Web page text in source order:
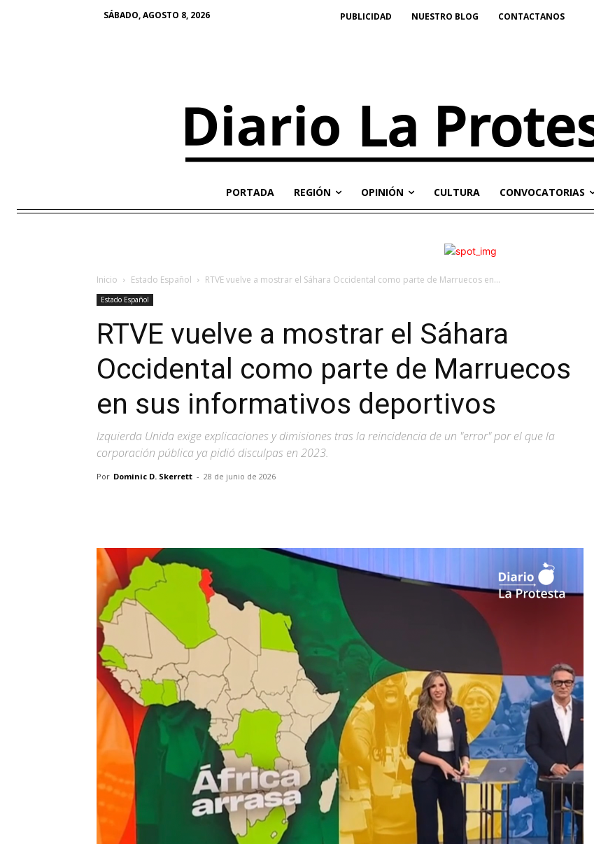
SÁBADO, AGOSTO 8, 2026 PUBLICIDAD NUESTRO BLOG CONTACTANOS
PORTADA REGIÓN OPINIÓN CULTURA CONVOCATORIAS
Inicio Estado Español RTVE vuelve a mostrar el Sáhara Occidental como parte de Marruecos en...
Estado Español
RTVE vuelve a mostrar el Sáhara
Occidental como parte de Marruecos
en sus informativos deportivos
Izquierda Unida exige explicaciones y dimisiones tras la reincidencia de un "error" por el que la
corporación pública ya pidió disculpas en 2023.
Por Dominic D. Skerrett - 28 de junio de 2026